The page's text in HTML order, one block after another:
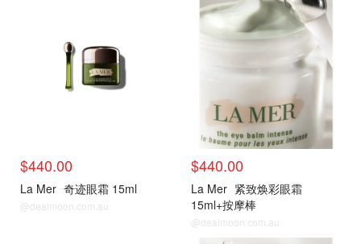
$440.00
La Mer 奇迹眼霜 15ml
@dealmoon.com.au
$440.00
La Mer 紧致焕彩眼霜
15ml+按摩棒
@dealmoon.com.au